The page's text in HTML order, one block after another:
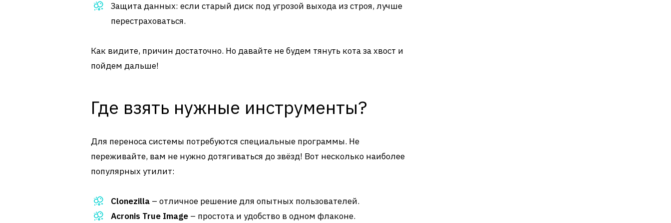
Защита данных: если старый диск под угрозой выхода из строя, лучше
перестраховаться.
Как видите, причин достаточно. Но давайте не будем тянуть кота за хвост и
пойдем дальше!
Где взять нужные инструменты?
Для переноса системы потребуются специальные программы. Не
переживайте, вам не нужно дотягиваться до звёзд! Вот несколько наиболее
популярных утилит:
Clonezilla – отличное решение для опытных пользователей.
Acronis True Image – простота и удобство в одном флаконе.